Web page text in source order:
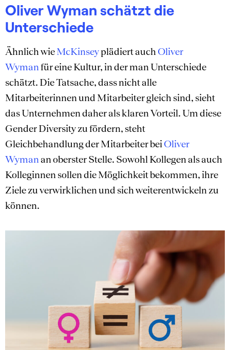
Oliver Wyman schätzt die
Unterschiede
Ähnlich wieMcKinseyplädiert auch Oliver
Wymanfür eine Kultur, in der man Unterschiede
schätzt. Die Tatsache, dass nicht alle
Mitarbeiterinnen und Mitarbeiter gleich sind, sieht
das Unternehmen daher als klaren Vorteil. Um diese
Gender Diversity zu fördern, steht
Gleichbehandlung der Mitarbeiter bei Oliver
Wyman an oberster Stelle. Sowohl Kollegen als auch
Kolleginnen sollen die Möglichkeit bekommen, ihre
Ziele zu verwirklichen und sich weiterentwickeln zu
können.